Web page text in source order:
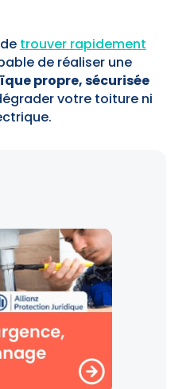
trouver rapidement
de réaliser une
propre, sécurisée
votre toiture ni